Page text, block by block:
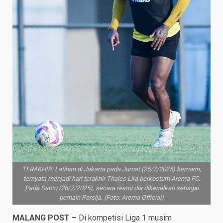
TERAKHIR: Latihan di Jakarta pada Jumat (25/7/2025) kemarin,
ternyata menjadi hari terakhir Thales Lira berkostum Arema FC.
Pada Sabtu (26/7/2025), secara resmi dia dikenalkan sebagai
pemain Persija. (Foto: Arema Official)
MALANG POST – Di kompetisi Liga 1 musim